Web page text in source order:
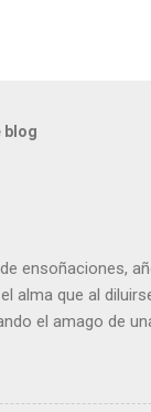
blog
ensoñaciones,
alma que al
el amago de
que una cura del